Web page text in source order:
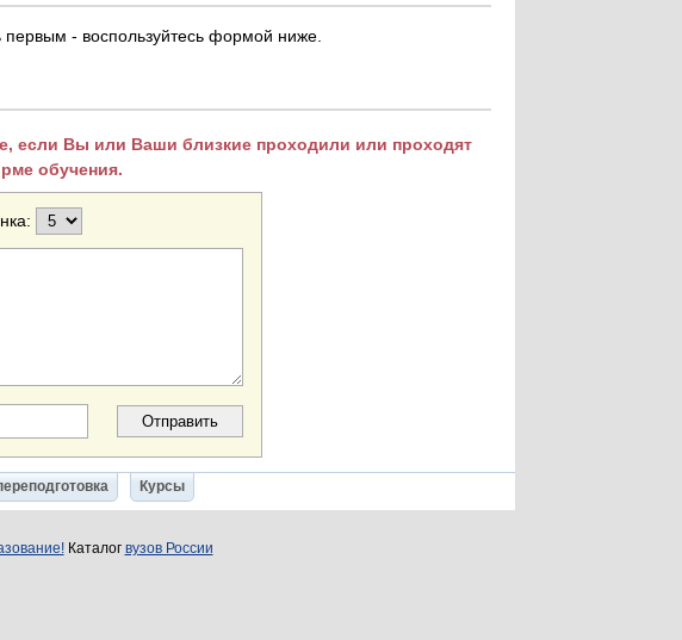
первым - воспользуйтесь формой ниже.
если Вы или Ваши близкие проходили или проходят
обучения.
Курсы
Каталог вузов России